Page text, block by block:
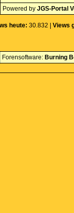
Powered by JGS-Portal
heute: 30.832 | Views
Forensoftware: Burning